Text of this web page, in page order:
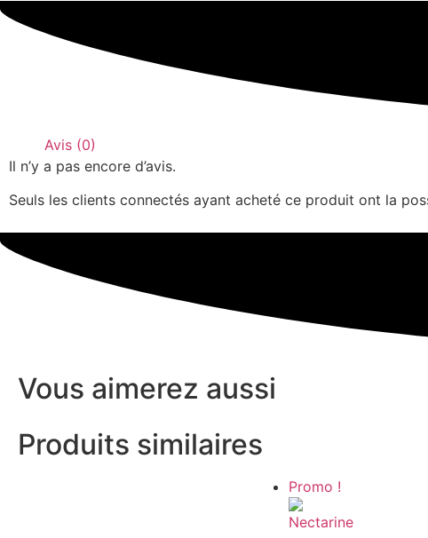
Avis (0)
Il n’y a pas encore d’avis.
Seuls les clients connectés ayant acheté ce produit ont la
Vous aimerez aussi
Produits similaires
Promo !